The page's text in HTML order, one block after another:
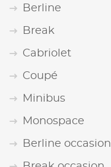
Berline
Break
Cabriolet
Coupé
Minibus
Monospace
Berline occasion